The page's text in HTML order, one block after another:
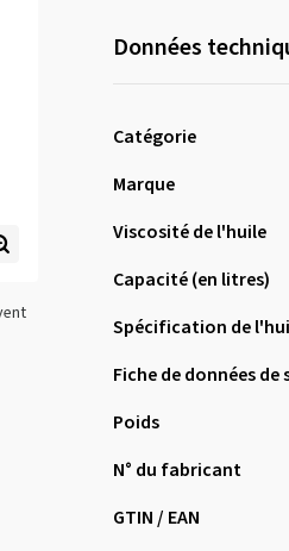
Données
Catégorie
Marque
Viscosité de l'huile
Capacité (en litres)
Spécification de
Fiche de données de
Poids
N° du fabricant
GTIN / EAN